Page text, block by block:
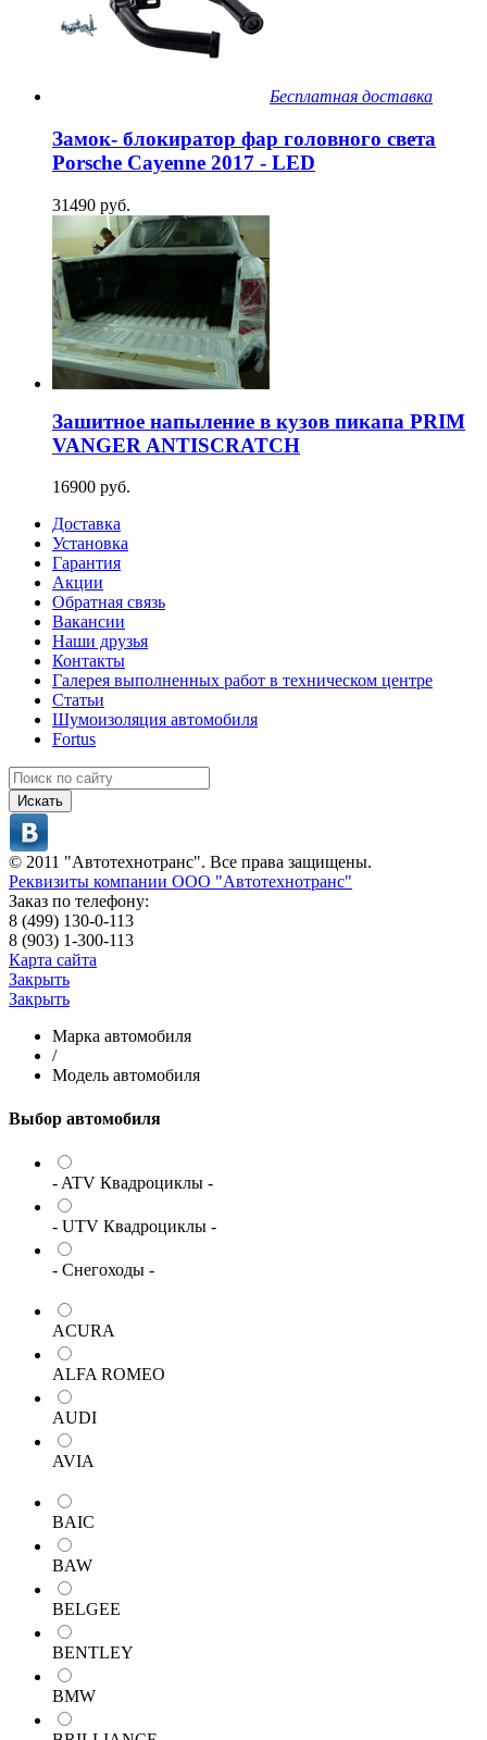
Бесплатная доставка
Замок- блокиратор фар головного света
Porsche Cayenne 2017 - LED
31490 руб.
Зашитное напыление в кузов пикапа PRIM
VANGER ANTISCRATCH
16900 руб.
Доставка
Установка
Гарантия
Акции
Обратная связь
Вакансии
Наши друзья
Контакты
Галерея выполненных работ в техническом центре
Статьи
Шумоизоляция автомобиля
Fortus
Искать
© 2011 "Автотехнотранс". Все права защищены.
Реквизиты компании ООО "Автотехнотранс"
Заказ по телефону:
8 (499) 130-0-113
8 (903) 1-300-113
Карта сайта
Закрыть
Закрыть
Марка автомобиля
/
Модель автомобиля
Выбор автомобиля
- ATV Квадроциклы -
- UTV Квадроциклы -
- Снегоходы -
ACURA
ALFA ROMEO
AUDI
AVIA
BAIC
BAW
BELGEE
BENTLEY
BMW